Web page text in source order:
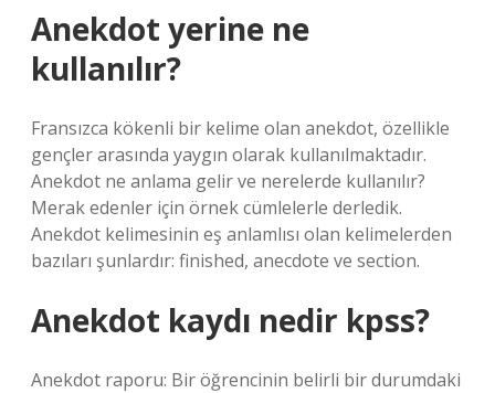
Anekdot yerine ne
kullanılır?
Fransızca kökenli bir kelime olan anekdot, özellikle
gençler arasında yaygın olarak kullanılmaktadır.
Anekdot ne anlama gelir ve nerelerde kullanılır?
Merak edenler için örnek cümlelerle derledik.
Anekdot kelimesinin eş anlamlısı olan kelimelerden
bazıları şunlardır: finished, anecdote ve section.
Anekdot kaydı nedir kpss?
Anekdot raporu: Bir öğrencinin belirli bir durumdaki